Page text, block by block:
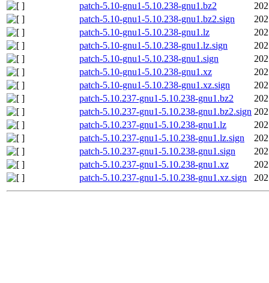
patch-5.10-gnu1-5.10.238-gnu1.bz2
patch-5.10-gnu1-5.10.238-gnu1.bz2.sign
patch-5.10-gnu1-5.10.238-gnu1.lz
patch-5.10-gnu1-5.10.238-gnu1.lz.sign
patch-5.10-gnu1-5.10.238-gnu1.sign
patch-5.10-gnu1-5.10.238-gnu1.xz
patch-5.10-gnu1-5.10.238-gnu1.xz.sign
patch-5.10.237-gnu1-5.10.238-gnu1.bz2
patch-5.10.237-gnu1-5.10.238-gnu1.bz2.sign
patch-5.10.237-gnu1-5.10.238-gnu1.lz
patch-5.10.237-gnu1-5.10.238-gnu1.lz.sign
patch-5.10.237-gnu1-5.10.238-gnu1.sign
patch-5.10.237-gnu1-5.10.238-gnu1.xz
patch-5.10.237-gnu1-5.10.238-gnu1.xz.sign